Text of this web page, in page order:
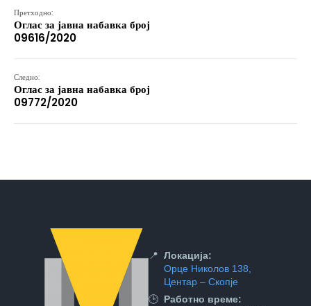
Претходно:
Оглас за јавна набавка број
09616/2020
Следно:
Оглас за јавна набавка број
09772/2020
📍 Локација:
Орце Николов 138,
Центар – Скопје
🕒 Работно време: